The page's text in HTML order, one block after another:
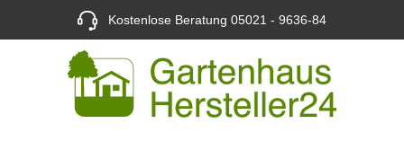
Kostenlose Beratung05021 - 9636-84